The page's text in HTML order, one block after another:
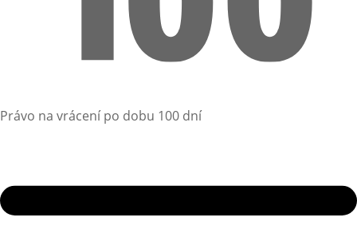
Právo na vrácení po dobu 100 dní